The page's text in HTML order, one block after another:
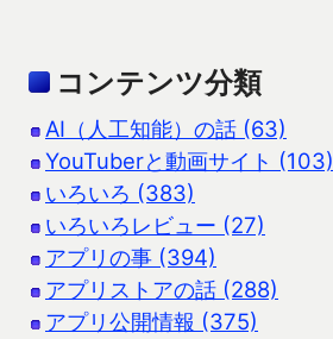
コンテンツ分類
AI（人工知能）の話 (63)
YouTuberと動画サイト (103)
いろいろ (383)
いろいろレビュー (27)
アプリの事 (394)
アプリストアの話 (288)
アプリ公開情報 (375)